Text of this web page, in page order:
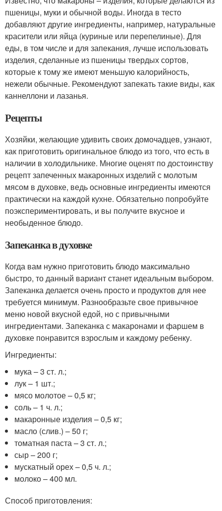
пшеницы, муки и обычной воды.­ Иногда в тесто
добавляют другие ингредиенты, например, натуральные
красители или яйца (куриные или перепелиные). Для
еды, в том числе и для запекания, лучше использовать
изделия, сделанные из пшеницы твердых сортов,
которые к тому же имеют меньшую калорийность,
нежели обычные. Рекомендуют запекать такие виды, как
каннеллони и лазанья.
Рецепты
Хозяйки, желающие удивить своих домочадцев, узнают,
как приготовить оригинальное блюдо из того, что есть в
наличии в холодильнике. Многие оценят по достоинству
рецепт запеченных макаронных изделий с молотым
мясом в духовке, ведь основные ингредиенты имеются
практически на каждой кухне. Обязательно попробуйте
поэкспериментировать, и вы получите вкусное и
необыденное блюдо.
Запеканка в духовке
Когда вам нужно приготовить блюдо максимально
быстро, то данный вариант станет идеальным выбором.
Запеканка делается очень просто и продуктов для нее
требуется минимум. Разнообразьте свое привычное
меню новой вкусной едой, но с привычными
ингредиентами. Запеканка с макаронами и фаршем в
духовке понравится взрослым и каждому ребенку.
Ингредиенты:
мука – 3 ст. л.;
лук – 1 шт.;
мясо молотое – 0,5 кг;
соль – 1 ч. л.;
макаронные изделия – 0,5 кг;
масло (слив.) – 50 г;
томатная паста – 3 ст. л.;
сыр – 200 г;
мускатный орех – 0,5 ч. л.;
молоко – 400 мл.
Способ приготовления: